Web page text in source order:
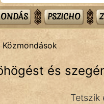
PSZICHO
Közmondások
és
Tetszik